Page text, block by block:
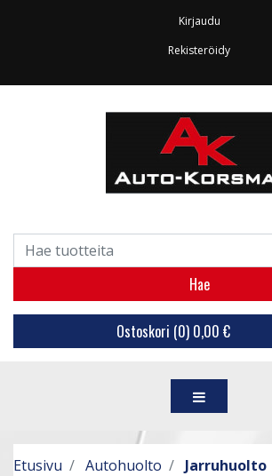
Kirjaudu
Rekisteröidy
Hae
Ostoskori (0) 0,00 €
Etusivu Autohuolto Jarruhuolto